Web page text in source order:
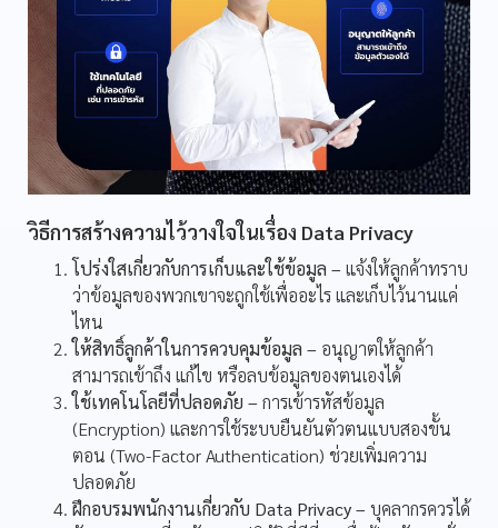
วิธีการสร้างความไว้วางใจในเรื่อง Data Privacy
โปร่งใสเกี่ยวกับการเก็บและใช้ข้อมูล – แจ้งให้ลูกค้าทราบ
ว่าข้อมูลของพวกเขาจะถูกใช้เพื่ออะไร และเก็บไว้นานแค่
ไหน
ให้สิทธิ์ลูกค้าในการควบคุมข้อมูล – อนุญาตให้ลูกค้า
สามารถเข้าถึง แก้ไข หรือลบข้อมูลของตนเองได้
ใช้เทคโนโลยีที่ปลอดภัย – การเข้ารหัสข้อมูล
(Encryption) และการใช้ระบบยืนยันตัวตนแบบสองขั้น
ตอน (Two-Factor Authentication) ช่วยเพิ่มความ
ปลอดภัย
ฝึกอบรมพนักงานเกี่ยวกับ Data Privacy – บุคลากรควรได้